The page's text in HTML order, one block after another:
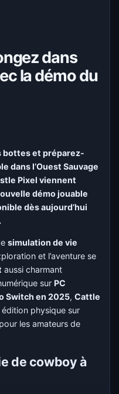
dans
la démo du
bottes et préparez-
dans l’Ouest Sauvage
Pixel viennent
démo jouable
dès aujourd’hui
simulation de vie
et l’aventure se
aussi charmant
sur PC
Switch en 2025,Cattle
physique sur
pour les amateurs de
de cowboy à